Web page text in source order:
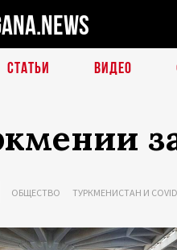
СТАТЬИ ВИДЕО
ОБЩЕСТВО ТУРКМЕНИСТАН И